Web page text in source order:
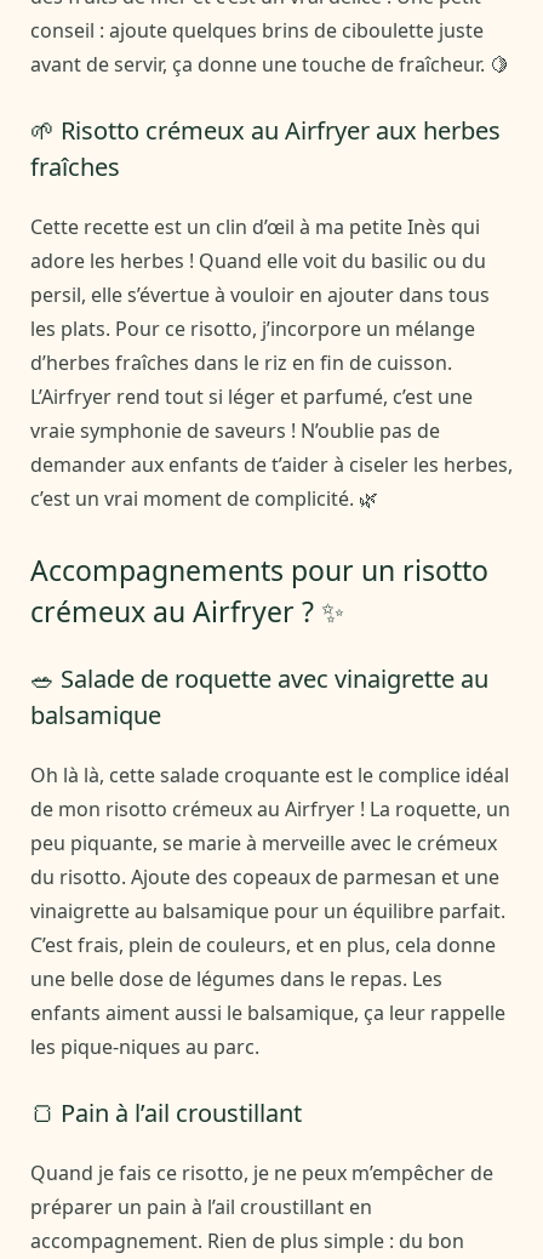
conseil : ajoute quelques brins de ciboulette juste
avant de servir, ça donne une touche de fraîcheur. 🍋
🌱 Risotto crémeux au Airfryer aux herbes
fraîches
Cette recette est un clin d’œil à ma petite Inès qui
adore les herbes ! Quand elle voit du basilic ou du
persil, elle s’évertue à vouloir en ajouter dans tous
les plats. Pour ce risotto, j’incorpore un mélange
d’herbes fraîches dans le riz en fin de cuisson.
L’Airfryer rend tout si léger et parfumé, c’est une
vraie symphonie de saveurs ! N’oublie pas de
demander aux enfants de t’aider à ciseler les herbes,
c’est un vrai moment de complicité. 🌿
Accompagnements pour un risotto
crémeux au Airfryer ? ✨
🥗 Salade de roquette avec vinaigrette au
balsamique
Oh là là, cette salade croquante est le complice idéal
de mon risotto crémeux au Airfryer ! La roquette, un
peu piquante, se marie à merveille avec le crémeux
du risotto. Ajoute des copeaux de parmesan et une
vinaigrette au balsamique pour un équilibre parfait.
C’est frais, plein de couleurs, et en plus, cela donne
une belle dose de légumes dans le repas. Les
enfants aiment aussi le balsamique, ça leur rappelle
les pique-niques au parc.
🍞 Pain à l’ail croustillant
Quand je fais ce risotto, je ne peux m’empêcher de
préparer un pain à l’ail croustillant en
accompagnement. Rien de plus simple : du bon